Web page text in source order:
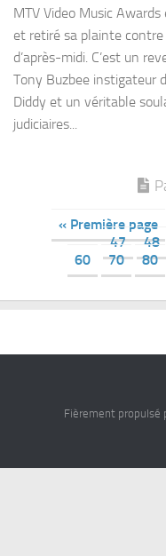
MTV Video Music
et retiré sa plainte
d’après-midi. C’est un
Tony Buzbee instigateur
Diddy et un véritable
judiciaires...
« Première page
47
48
60
70 80
Fièrement propulsé